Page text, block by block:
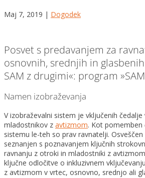
Maj 7, 2019 | Dogodek
Posvet s predavanjem za
osnovnih, srednjih in
SAM z drugimi«: program
Namen izobraževanja
V izobraževalni sistem je vključenih
mladostnikov z avtizmom. Kot pomemben
sistemu le-teh so prav ravnatelji.
seznanjen s poznavanjem ključnih
ravnanju z otroki in mladostniki z
ključne odločitve o inkluzivnem
z avtizmom v vrtec, osnovno, srednjo ali